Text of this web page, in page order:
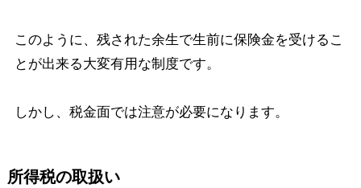
このように、残された余生で生前に保険金を受けるこ
とが出来る大変有用な制度です。
しかし、税金面では注意が必要になります。
所得税の取扱い